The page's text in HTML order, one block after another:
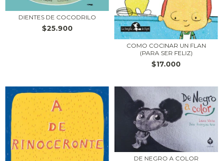
DIENTES DE COCODRILO
$25.900
COMO COCINAR UN FLAN
(PARA SER FELIZ)
$17.000
DE NEGRO A COLOR